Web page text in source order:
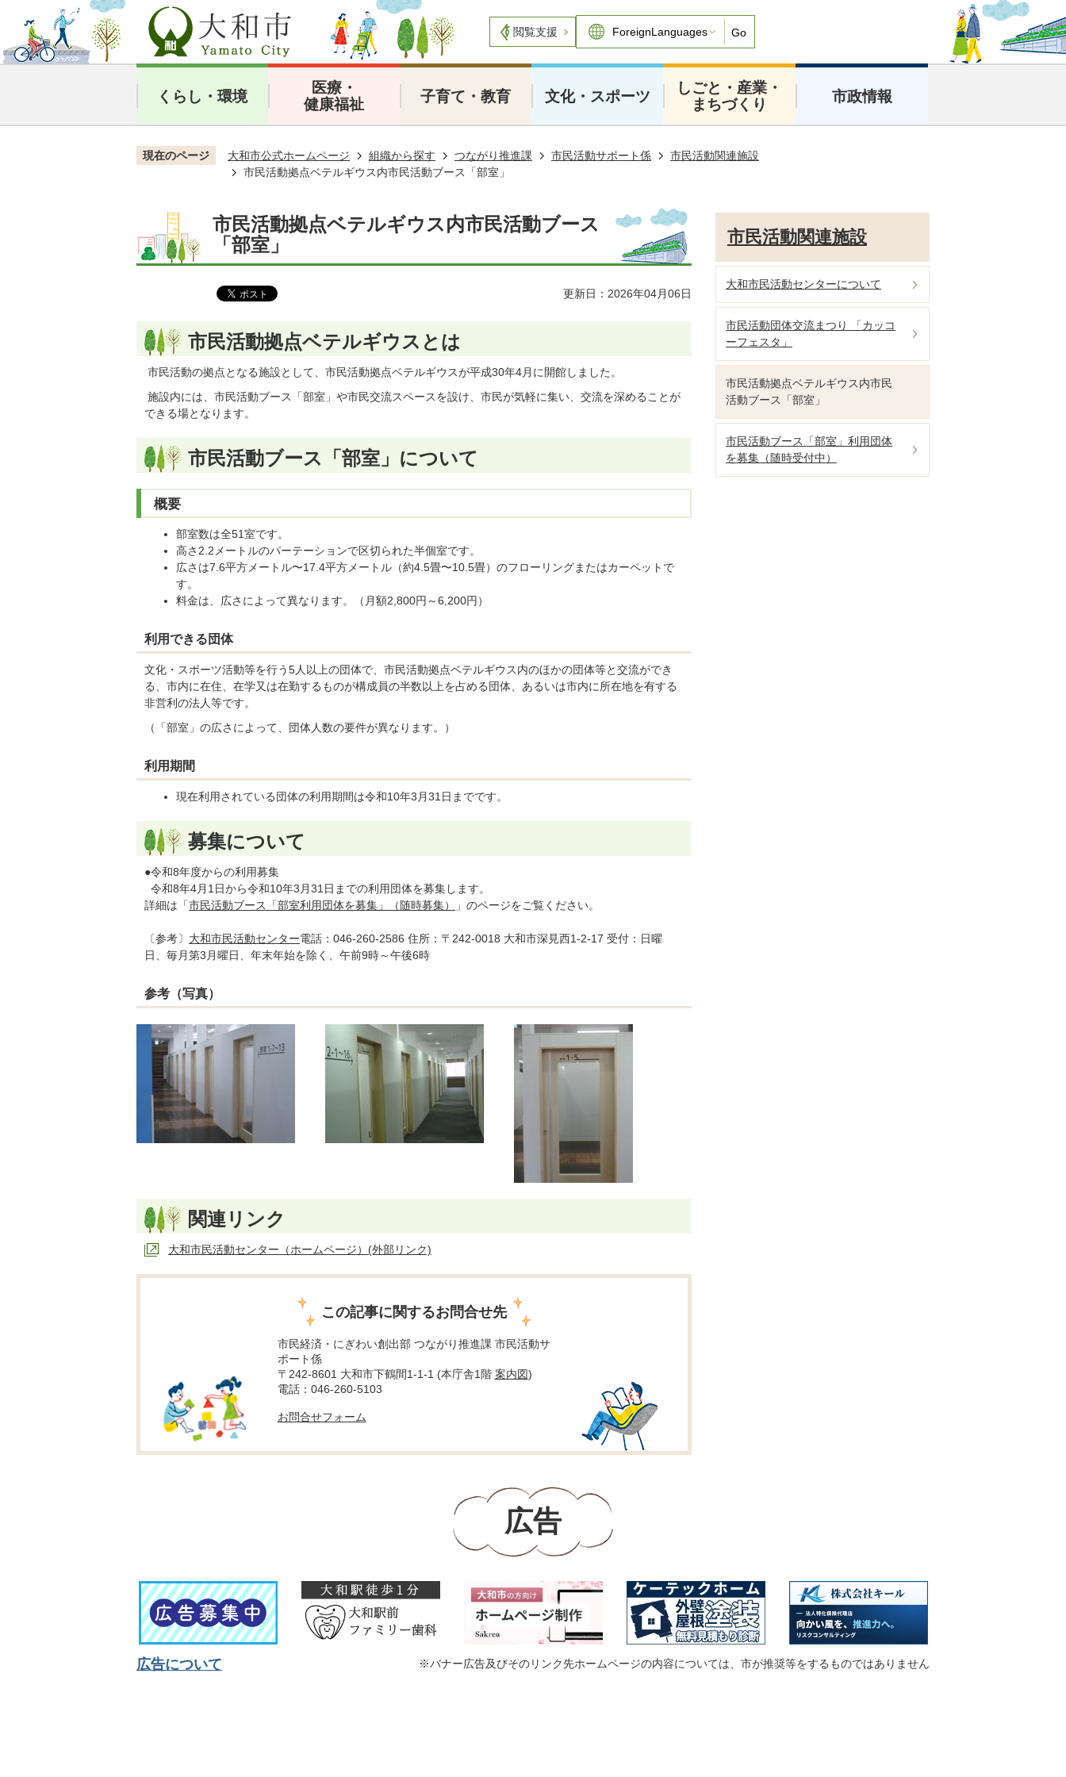
閲覧支援 Go
くらし・環境
医療・
健康福祉
子育て・教育 文化・スポーツ
しごと・産業・
まちづくり
市政情報
現在のページ 大和市公式ホームページ 組織から探す つながり推進課 市民活動サポート係
市民活動関連施設
市民活動拠点ベテルギウス内市民活動ブース「部室」
市民活動拠点ベテルギウス内市民活動ブース
「部室」
更新日：2026年04月06日
市民活動拠点ベテルギウスとは
市民活動の拠点となる施設として、市民活動拠点ベテルギウスが平成30年4月に開館しました。
施設内には、市民活動ブース「部室」や市民交流スペースを設け、市民が気軽に集い、交流を深めることが
できる場となります。
市民活動ブース「部室」について
概要
部室数は全51室です。
高さ2.2メートルのパーテーションで区切られた半個室です。
広さは7.6平方メートル〜17.4平方メートル（約4.5畳〜10.5畳）のフローリングまたはカーペットで
す。
料金は、広さによって異なります。（月額2,800円～6,200円）
利用できる団体
文化・スポーツ活動等を行う5人以上の団体で、市民活動拠点ベテルギウス内のほかの団体等と交流ができ
る、市内に在住、在学又は在勤するものが構成員の半数以上を占める団体、あるいは市内に所在地を有する
非営利の法人等です。
（「部室」の広さによって、団体人数の要件が異なります。）
利用期間
現在利用されている団体の利用期間は令和10年3月31日までです。
募集について
●令和8年度からの利用募集
令和8年4月1日から令和10年3月31日までの利用団体を募集します。
詳細は「市民活動ブース「部室利用団体を募集」（随時募集） 」のページをご覧ください。
〔参考〕 大和市民活動センター電話：046-260-2586 住所：〒242-0018 大和市深見西1-2-17 受付：日曜
日、毎月第3月曜日、年末年始を除く、午前9時～午後6時
参考（写真）
関連リンク
大和市民活動センター（ホームページ）(外部リンク)
この記事に関するお問合せ先
市民経済・にぎわい創出部 つながり推進課 市民活動サ
ポート係
〒242-8601 大和市下鶴間1-1-1 (本庁舎1階 案内図)
電話：046-260-5103
お問合せフォーム
市民活動関連施設
大和市民活動センターについて
市民活動団体交流まつり 「カッコ
ーフェスタ」
市民活動拠点ベテルギウス内市民
活動ブース「部室」
市民活動ブース「部室」利用団体
を募集（随時受付中）
広告
広告について ※バナー広告及びそのリンク先ホームページの内容については、市が推奨等をするものではありません